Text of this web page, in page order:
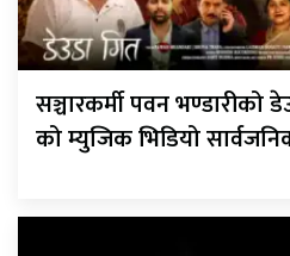
सञ्चारकर्मी पवन भण्डारीको
को म्युजिक भिडियो